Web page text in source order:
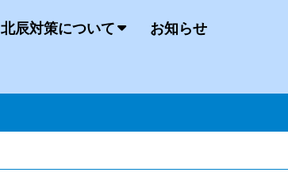
北辰対策について お知らせ